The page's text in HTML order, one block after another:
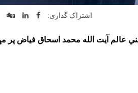
اشتراک گذاری:
عالم آیت الله محمد اسحاق فیاض پر